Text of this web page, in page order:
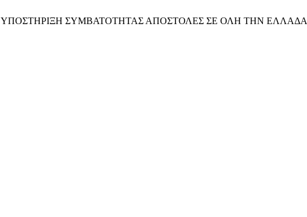
ΥΠΟΣΤΗΡΙΞΗ ΣΥΜΒΑΤΟΤΗΤΑΣ ΑΠΟΣΤΟΛΕΣ ΣΕ ΟΛΗ ΤΗΝ ΕΛΛΑΔΑ